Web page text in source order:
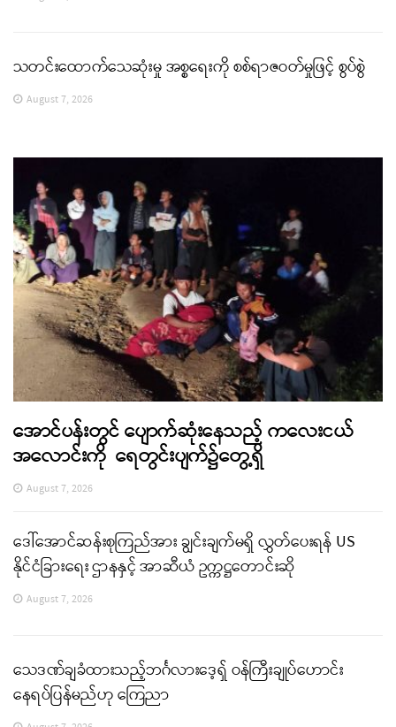
သတင်းထောက်သေဆုံးမှု အစ္စရေးကို စစ်ရာဇဝတ်မှုဖြင့် စွပ်စွဲ
August 7, 2026
အောင်ပန်းတွင် ပျောက်ဆုံးနေသည့် ကလေးငယ်
အလောင်းကို ရေတွင်းပျက်၌တွေ့ရှိ
August 7, 2026
ဒေါ်အောင်ဆန်းစုကြည်အား ချွင်းချက်မရှိ လွှတ်ပေးရန် US
နိုင်ငံခြားရေး ဌာနနှင့် အာဆီယံ ဥက္ကဋ္ဌတောင်းဆို
August 7, 2026
သေဒဏ်ချခံထားသည့်ဘင်္ဂလားဒေ့ရှ် ဝန်ကြီးချုပ်ဟောင်း
နေရပ်ပြန်မည်ဟု ကြေညာ